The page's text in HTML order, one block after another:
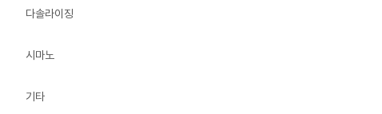
다솔라이징
시마노
기타